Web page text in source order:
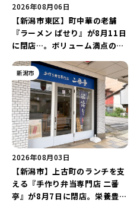
2026年08月06日
【新潟市東区】町中華の老舗
『ラーメン ぱせり』が8月11日
に閉店…。ボリューム満点の名
新潟市
2026年08月03日
【新潟市】上古町のランチを支
える『手作り弁当専門店 二番
亭』が8月7日に閉店。栄養豊富